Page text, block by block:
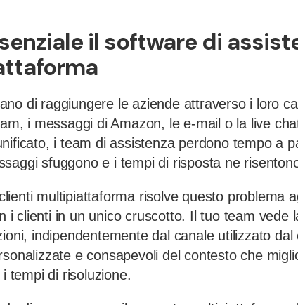
il software di
di raggiungere le aziende attraverso i loro
i messaggi di Amazon, le e-mail o la live
i team di assistenza perdono tempo a
sfuggono e i tempi di risposta ne
multipiattaforma risolve questo problema
i clienti in un unico cruscotto. Il tuo team vede
indipendentemente dal canale utilizzato dal
e consapevoli del contesto che
tempi di risoluzione.